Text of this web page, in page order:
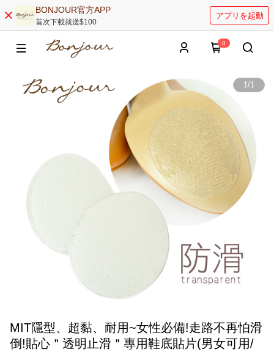
BONJOUR官方APP
首次下載就送$100
アプリを起動
0
1/1
MIT隱型、超黏、耐用~女性必備!走路不再怕滑
倒!貼心＂透明止滑＂專用鞋底貼片(男女可用/